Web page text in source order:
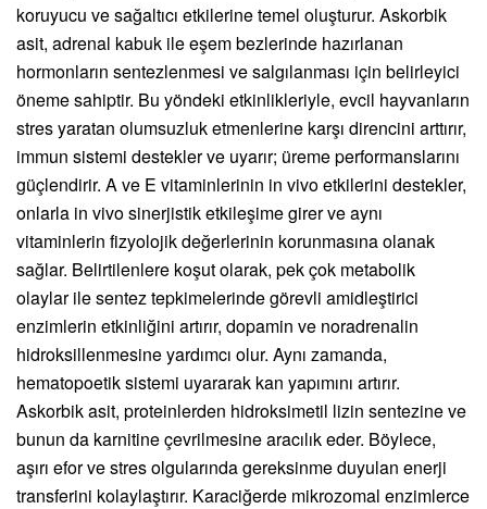
koruyucu ve sağaltıcı etkilerine temel oluşturur. Askorbik
asit, adrenal kabuk ile eşem bezlerinde hazırlanan
hormonların sentezlenmesi ve salgılanması için belirleyici
öneme sahiptir. Bu yöndeki etkinlikleriyle, evcil hayvanların
stres yaratan olumsuzluk etmenlerine karşı direncini arttırır,
immun sistemi destekler ve uyarır; üreme performanslarını
güçlendirir. A ve E vitaminlerinin in vivo etkilerini destekler,
onlarla in vivo sinerjistik etkileşime girer ve aynı
vitaminlerin fizyolojik değerlerinin korunmasına olanak
sağlar. Belirtilenlere koşut olarak, pek çok metabolik
olaylar ile sentez tepkimelerinde görevli amidleştirici
enzimlerin etkinliğini artırır, dopamin ve noradrenalin
hidroksillenmesine yardımcı olur. Aynı zamanda,
hematopoetik sistemi uyararak kan yapımını artırır.
Askorbik asit, proteinlerden hidroksimetil lizin sentezine ve
bunun da karnitine çevrilmesine aracılık eder. Böylece,
aşırı efor ve stres olgularında gereksinme duyulan enerji
transferini kolaylaştırır. Karaciğerde mikrozomal enzimlerce